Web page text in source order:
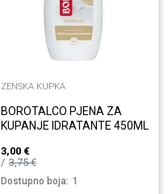
ZENSKA KUPKA
BOROTALCO PJENA ZA
KUPANJE IDRATANTE 450ML
3,00 €
3,75€
Dostupno boja: 1